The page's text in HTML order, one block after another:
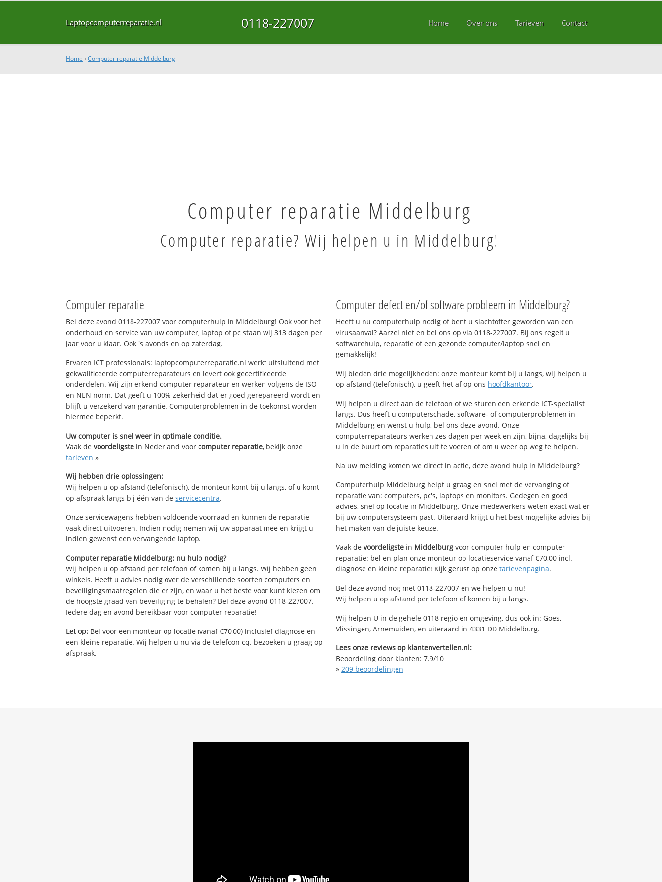
Laptopcomputerreparatie.nl 0118-227007 Home Over ons Tarieven Contact
Home ›Computer reparatie Middelburg
Computer reparatie Middelburg
Computer reparatie? Wij helpen u in Middelburg!
Computer reparatie
Bel deze avond 0118-227007 voor computerhulp in Middelburg! Ook voor het
onderhoud en service van uw computer, laptop of pc staan wij 313 dagen per
jaar voor u klaar. Ook 's avonds en op zaterdag.
Ervaren ICT professionals: laptopcomputerreparatie.nl werkt uitsluitend met
gekwalificeerde computerreparateurs en levert ook gecertificeerde
onderdelen. Wij zijn erkend computer reparateur en werken volgens de ISO
en NEN norm. Dat geeft u 100% zekerheid dat er goed gerepareerd wordt en
blijft u verzekerd van garantie. Computerproblemen in de toekomst worden
hiermee beperkt.
Uw computer is snel weer in optimale conditie.
Vaak devoordeligste in Nederland voorcomputer reparatie, bekijk onze
tarieven »
Wij hebben drie oplossingen:
Wij helpen u op afstand (telefonisch), de monteur komt bij u langs, of u komt
op afspraak langs bij één van deservicecentra.
Onze servicewagens hebben voldoende voorraad en kunnen de reparatie
vaak direct uitvoeren. Indien nodig nemen wij uw apparaat mee en krijgt u
indien gewenst een vervangende laptop.
Computer reparatie Middelburg: nu hulp nodig?
Wij helpen u op afstand per telefoon of komen bij u langs. Wij hebben geen
winkels. Heeft u advies nodig over de verschillende soorten computers en
beveiligingsmaatregelen die er zijn, en waar u het beste voor kunt kiezen om
de hoogste graad van beveiliging te behalen? Bel deze avond 0118-227007.
Iedere dag en avond bereikbaar voor computer reparatie!
Let op: Bel voor een monteur op locatie (vanaf €70,00) inclusief diagnose en
een kleine reparatie. Wij helpen u nu via de telefoon cq. bezoeken u graag op
afspraak.
Computer defect en/of software probleem in Middelburg?
Heeft u nu computerhulp nodig of bent u slachtoffer geworden van een
virusaanval? Aarzel niet en bel ons op via 0118-227007. Bij ons regelt u
softwarehulp, reparatie of een gezonde computer/laptop snel en
gemakkelijk!
Wij bieden drie mogelijkheden: onze monteur komt bij u langs, wij helpen u
op afstand (telefonisch), u geeft het af op ons hoofdkantoor.
Wij helpen u direct aan de telefoon of we sturen een erkende ICT-specialist
langs. Dus heeft u computerschade, software- of computerproblemen in
Middelburg en wenst u hulp, bel ons deze avond. Onze
computerreparateurs werken zes dagen per week en zijn, bijna, dagelijks bij
u in de buurt om reparaties uit te voeren of om u weer op weg te helpen.
Na uw melding komen we direct in actie, deze avond hulp in Middelburg?
Computerhulp Middelburg helpt u graag en snel met de vervanging of
reparatie van: computers, pc's, laptops en monitors. Gedegen en goed
advies, snel op locatie in Middelburg. Onze medewerkers weten exact wat er
bij uw computersysteem past. Uiteraard krijgt u het best mogelijke advies bij
het maken van de juiste keuze.
Vaak de voordeligste in Middelburg voor computer hulp en computer
reparatie: bel en plan onze monteur op locatieservice vanaf €70,00 incl.
diagnose en kleine reparatie! Kijk gerust op onze tarievenpagina.
Bel deze avond nog met 0118-227007 en we helpen u nu!
Wij helpen u op afstand per telefoon of komen bij u langs.
Wij helpen U in de gehele 0118 regio en omgeving, dus ook in: Goes,
Vlissingen, Arnemuiden, en uiteraard in 4331 DD Middelburg.
Lees onze reviews op klantenvertellen.nl:
Beoordeling door klanten: 7.9/10
» 209 beoordelingen